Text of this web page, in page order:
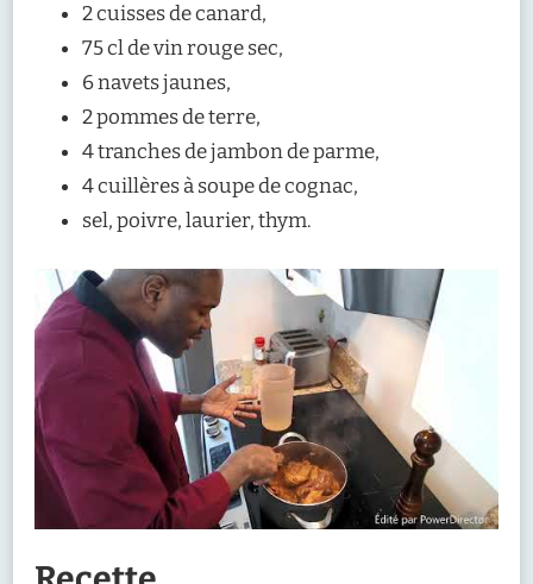
2 cuisses de canard,
75 cl de vin rouge sec,
6 navets jaunes,
2 pommes de terre,
4 tranches de jambon de parme,
4 cuillères à soupe de cognac,
sel, poivre, laurier, thym.